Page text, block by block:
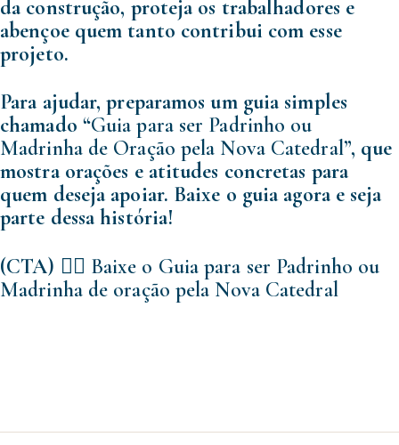
da construção, proteja os trabalhadores e
abençoe quem tanto contribui com esse
projeto.
Para ajudar, preparamos um guia simples
chamado “Guia para ser Padrinho ou
Madrinha de Oração pela Nova Catedral”, que
mostra orações e atitudes concretas para
quem deseja apoiar. Baixe o guia agora e seja
parte dessa história!
(CTA) 👉🏻 Baixe o Guia para ser Padrinho ou
Madrinha de oração pela Nova Catedral